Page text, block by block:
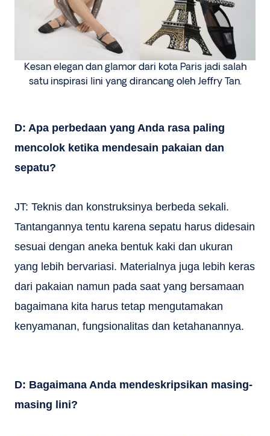
Kesan elegan dan glamor dari kota Paris jadi salah
satu inspirasi lini yang dirancang oleh Jeffry Tan.
D: Apa perbedaan yang Anda rasa paling
mencolok ketika mendesain pakaian dan
sepatu?
JT: Teknis dan konstruksinya berbeda sekali.
Tantangannya tentu karena sepatu harus didesain
sesuai dengan aneka bentuk kaki dan ukuran
yang lebih bervariasi. Materialnya juga lebih keras
dari pakaian namun pada saat yang bersamaan
bagaimana kita harus tetap mengutamakan
kenyamanan, fungsionalitas dan ketahanannya.
D: Bagaimana Anda mendeskripsikan masing-
masing lini?